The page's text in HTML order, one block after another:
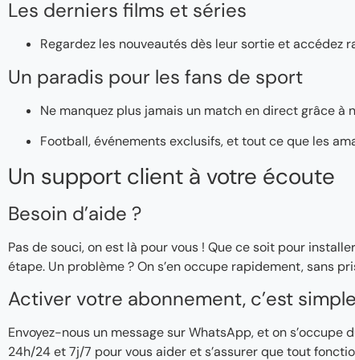
Les derniers films et séries
Regardez les nouveautés dès leur sortie et
Un paradis pour les fans de sport
Ne manquez plus jamais un match en direct grâce à
Football, événements exclusifs, et tout ce que les
Un support client à votre écoute
Besoin d’aide ?
Pas de souci, on est là pour vous ! Que ce soit pour
étape. Un problème ? On s’en occupe rapidement, sans
Activer votre abonnement, c’est
Envoyez-nous un message sur WhatsApp, et on
24h/24 et 7j/7 pour vous aider et s’assurer que tout